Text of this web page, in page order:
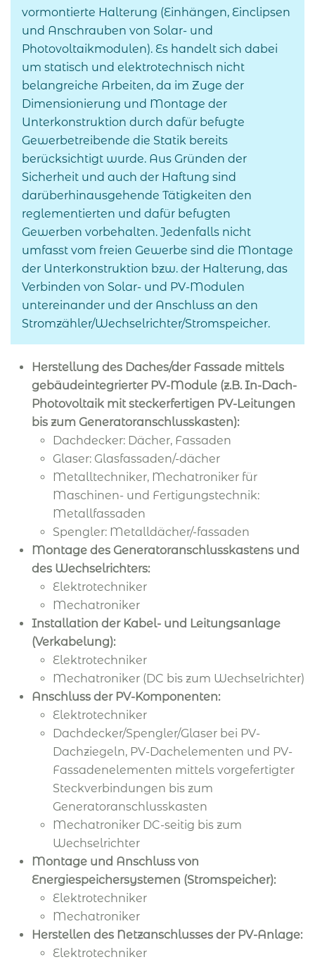
vormontierte Halterung (Einhängen, Einclipsen
und Anschrauben von Solar- und
Photovoltaikmodulen). Es handelt sich dabei
um statisch und elektrotechnisch nicht
belangreiche Arbeiten, da im Zuge der
Dimensionierung und Montage der
Unterkonstruktion durch dafür befugte
Gewerbetreibende die Statik bereits
berücksichtigt wurde. Aus Gründen der
Sicherheit und auch der Haftung sind
darüberhinausgehende Tätigkeiten den
reglementierten und dafür befugten
Gewerben vorbehalten. Jedenfalls nicht
umfasst vom freien Gewerbe sind die Montage
der Unterkonstruktion bzw. der Halterung, das
Verbinden von Solar- und PV-Modulen
untereinander und der Anschluss an den
Stromzähler/Wechselrichter/Stromspeicher.
Herstellung des Daches/der Fassade mittels
gebäudeintegrierter PV-Module (z.B. In-Dach-
Photovoltaik mit steckerfertigen PV-Leitungen
bis zum Generatoranschlusskasten):
Dachdecker: Dächer, Fassaden
Glaser: Glasfassaden/-dächer
Metalltechniker, Mechatroniker für
Maschinen- und Fertigungstechnik:
Metallfassaden
Spengler: Metalldächer/-fassaden
Montage des Generatoranschlusskastens und
des Wechselrichters:
Elektrotechniker
Mechatroniker
Installation der Kabel- und Leitungsanlage
(Verkabelung):
Elektrotechniker
Mechatroniker (DC bis zum Wechselrichter)
Anschluss der PV-Komponenten:
Elektrotechniker
Dachdecker/Spengler/Glaser bei PV-
Dachziegeln, PV-Dachelementen und PV-
Fassadenelementen mittels vorgefertigter
Steckverbindungen bis zum
Generatoranschlusskasten
Mechatroniker DC-seitig bis zum
Wechselrichter
Montage und Anschluss von
Energiespeichersystemen (Stromspeicher):
Elektrotechniker
Mechatroniker
Herstellen des Netzanschlusses der PV-Anlage:
Elektrotechniker